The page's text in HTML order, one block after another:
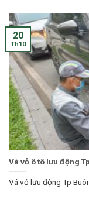
Vá vỏ ô tô lưu động
Vá vỏ lưu động Tp
20
Th10